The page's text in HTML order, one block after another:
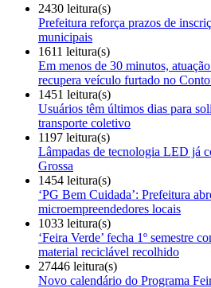
2430 leitura(s)
Prefeitura reforça prazos de
municipais
1611 leitura(s)
Em menos de 30 minutos,
recupera veículo furtado no
1451 leitura(s)
Usuários têm últimos dias para
transporte coletivo
1197 leitura(s)
Lâmpadas de tecnologia LED já
Grossa
1454 leitura(s)
‘PG Bem Cuidada’: Prefeitura
microempreendedores locais
1033 leitura(s)
‘Feira Verde’ fecha 1º semestre
material reciclável recolhido
27446 leitura(s)
Novo calendário do Programa